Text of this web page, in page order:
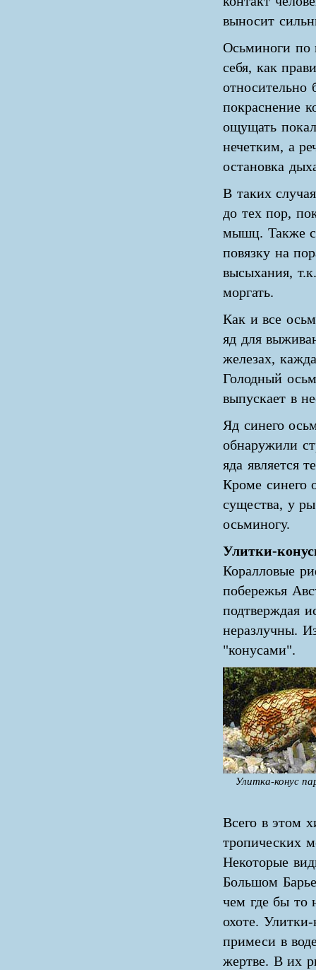
выносит
Осьминоги по
себя, как
относительно
покраснение
ощущать
нечетким, а
остановка
В таких
до тех пор,
мышц. Также
повязку на
высыхания,
моргать.
Как и все
яд для
железах,
Голодный
выпускает в
Яд синего
обнаружили
яда является
Кроме синего
существа, у
осьминогу.
Улитки-
Коралловые
побережья
подтверждая
неразлучны.
"конусами".
Улитка-конус
Всего в этом
тропических
Некоторые
Большом
чем где бы то
охоте.
примеси в
жертве. В их